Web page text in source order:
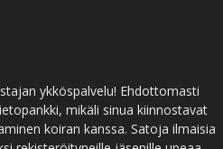
ykköspalvelu! Ehdottomasti
mikäli sinua kiinnostavat
koiran kanssa. Satoja ilmaisia